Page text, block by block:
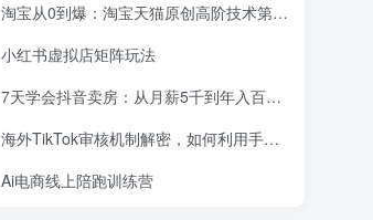
淘宝从0到爆：淘宝天猫原创高阶技术第69期
小红书虚拟店矩阵玩法
7天学会抖音卖房：从月薪5千到年入百万，新时代房产经纪人必备技能
海外TikTok审核机制解密，如何利用手法轻松搬运过审
Ai电商线上陪跑训练营